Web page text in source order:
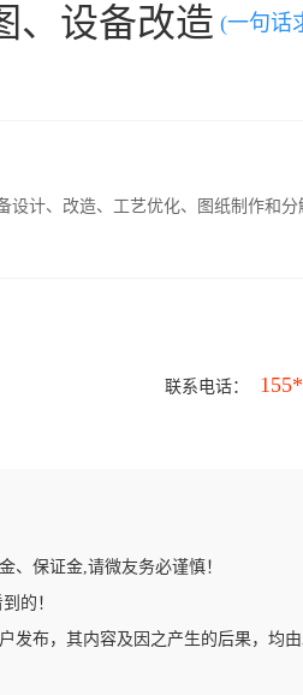
、设备改造 (一句话
设计、改造、工艺优化、图纸制作和
联系电话：
、保证金,请微友务必谨慎！
的！
发布，其内容及因之产生的后果，均